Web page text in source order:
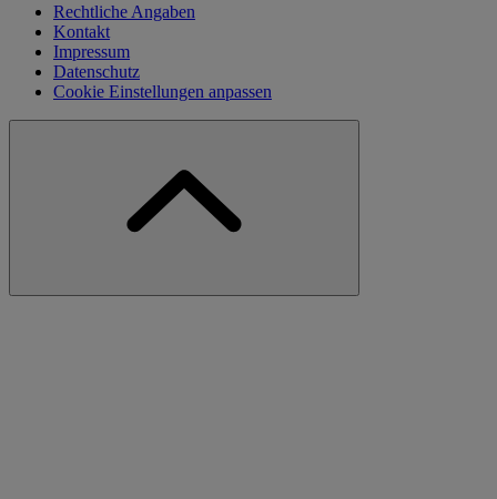
Rechtliche Angaben
Kontakt
Impressum
Datenschutz
Cookie Einstellungen anpassen